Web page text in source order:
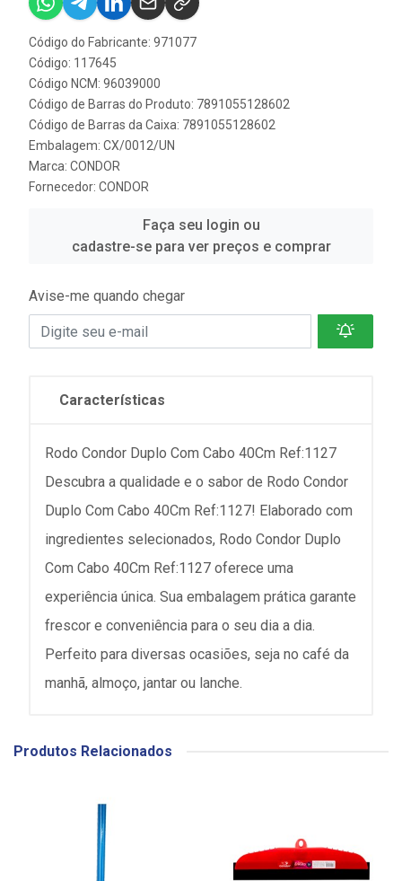
Código do Fabricante: 971077
Código: 117645
Código NCM: 96039000
Código de Barras do Produto: 7891055128602
Código de Barras da Caixa: 7891055128602
Embalagem: CX/0012/UN
Marca: CONDOR
Fornecedor: CONDOR
Faça seu login ou
cadastre-se para ver preços e comprar
Avise-me quando chegar
Características
Rodo Condor Duplo Com Cabo 40Cm Ref:1127
Descubra a qualidade e o sabor de Rodo Condor
Duplo Com Cabo 40Cm Ref:1127! Elaborado com
ingredientes selecionados, Rodo Condor Duplo
Com Cabo 40Cm Ref:1127 oferece uma
experiência única. Sua embalagem prática garante
frescor e conveniência para o seu dia a dia.
Perfeito para diversas ocasiões, seja no café da
manhã, almoço, jantar ou lanche.
Produtos Relacionados